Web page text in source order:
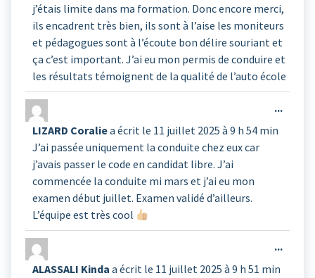
j’étais limite dans ma formation. Donc encore merci,
ils encadrent très bien, ils sont à l’aise les moniteurs
et pédagogues sont à l’écoute bon délire souriant et
ça c’est important. J’ai eu mon permis de conduire et
les résultats témoignent de la qualité de l’auto école
LIZARD Coraliea écrit le 11 juillet 2025 à 9 h 54 min
J’ai passée uniquement la conduite chez eux car
j’avais passer le code en candidat libre. J’ai
commencée la conduite mi mars et j’ai eu mon
examen début juillet. Examen validé d’ailleurs.
L’équipe est très cool
...
ALASSALI Kinda a écrit le 11 juillet 2025 à 9 h 51 min
...